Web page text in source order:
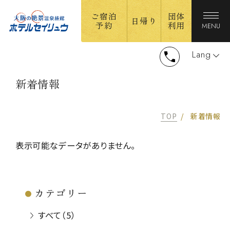
ご宿泊
予約 日帰り 団体
利用 MENU
Lang
新着情報
TOP 新着情報
表示可能なデータがありません。
カテゴリー
すべて（5）